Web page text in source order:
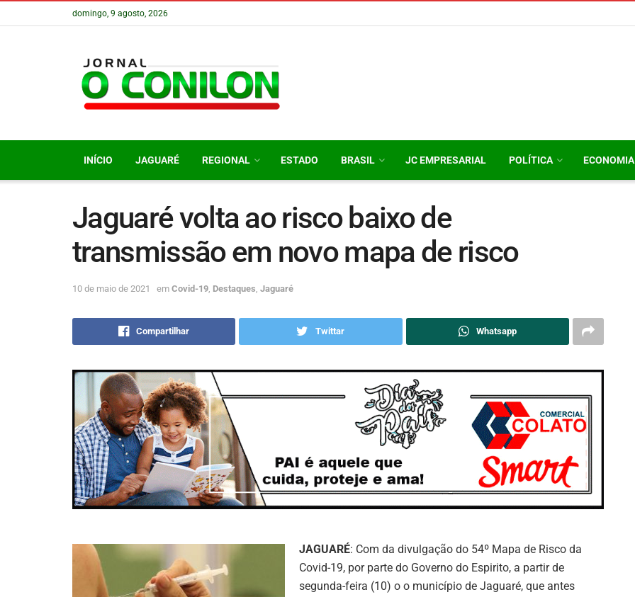
domingo, 9 agosto, 2026
INÍCIO JAGUARÉ REGIONAL ESTADO BRASIL JC EMPRESARIAL POLÍTICA ECONOMIA
Jaguaré volta ao risco baixo de
transmissão em novo mapa de risco
10 de maio de 2021 em Covid-19 Destaques Jaguaré
Compartilhar Twittar Whatsapp
JAGUARÉ: Com da divulgação do 54º Mapa de Risco da
Covid-19, por parte do Governo do Espirito, a partir de
segunda-feira (10) o o município de Jaguaré, que antes